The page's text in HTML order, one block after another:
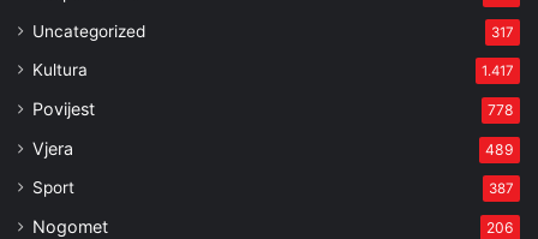
Uncategorized 317
Kultura 1.417
Povijest 778
Vjera 489
Sport 387
Nogomet 206